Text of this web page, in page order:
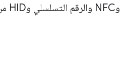
وNFC والرقم التسلسلي وHID من موقع إلكتروني